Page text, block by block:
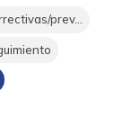
prev...